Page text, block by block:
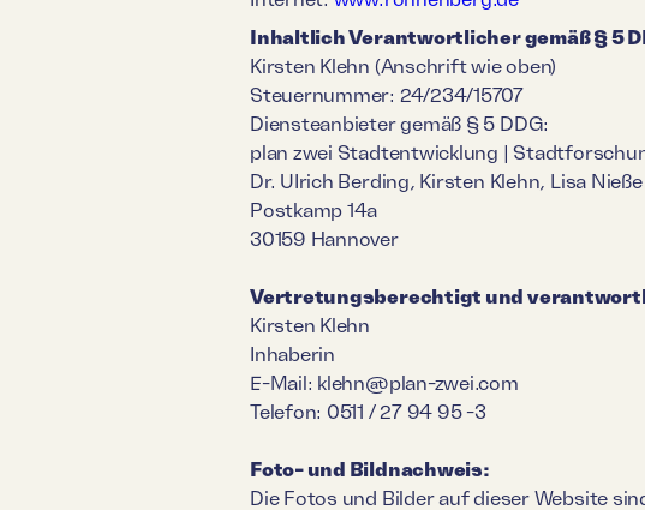
Inhaltlich Verantwortlicher gemäß § 5
Kirsten Klehn (Anschrift wie oben)
Steuernummer: 24/234/15707
Diensteanbieter gemäß § 5 DDG:
plan zwei Stadtentwicklung |
Dr. UIrich Berding, Kirsten Klehn, Lisa Nieße
Postkamp 14a
30159 Hannover
Vertretungsberechtigt und
Kirsten Klehn
Inhaberin
E-Mail: klehn@plan-zwei.com
Telefon: 0511 / 27 94 95 -3
Foto- und Bildnachweis:
Die Fotos und Bilder auf dieser Website